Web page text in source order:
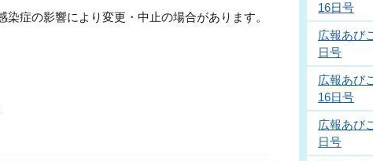
症の影響により変更・中止の場合があります。
16日号
広報あび
日号
広報あび
16日号
広報あび
日号